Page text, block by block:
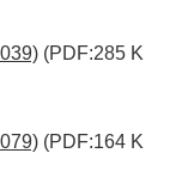
(PDF:285 K
(PDF:164 K